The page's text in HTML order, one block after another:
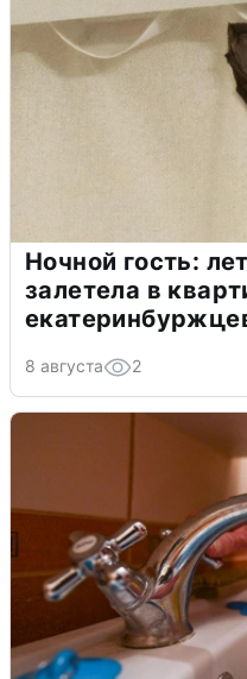
Ночной гость:
залетела в
8 августа 2